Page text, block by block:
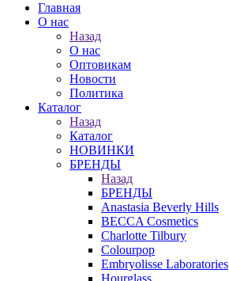
Главная
О нас
Назад
О нас
Оптовикам
Новости
Политика
Каталог
Назад
Каталог
НОВИНКИ
БРЕНДЫ
Назад
БРЕНДЫ
Anastasia Beverly Hills
BECCA Cosmetics
Charlotte Tilbury
Colourpop
Embryolisse Laboratories
Hourglass